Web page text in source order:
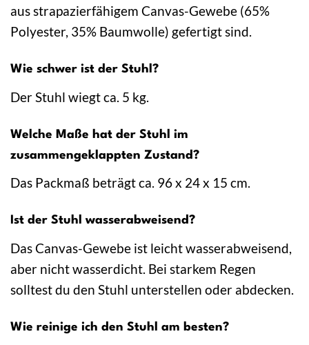
aus strapazierfähigem Canvas-Gewebe (65%
Polyester, 35% Baumwolle) gefertigt sind.
Wie schwer ist der Stuhl?
Der Stuhl wiegt ca. 5 kg.
Welche Maße hat der Stuhl im
zusammengeklappten Zustand?
Das Packmaß beträgt ca. 96 x 24 x 15 cm.
Ist der Stuhl wasserabweisend?
Das Canvas-Gewebe ist leicht wasserabweisend,
aber nicht wasserdicht. Bei starkem Regen
solltest du den Stuhl unterstellen oder abdecken.
Wie reinige ich den Stuhl am besten?